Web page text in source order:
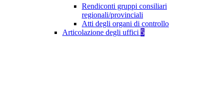
Rendiconti gruppi consiliari
regionali/provinciali
Atti degli organi di controllo
Articolazione degli uffici 5